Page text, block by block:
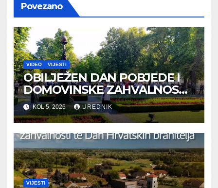
Povezano
VIDEO VIJESTI
OBILJEŽEN DAN POBJEDE I
DOMOVINSKE ZAHVALNOSTI
TE DAN HRVATSKIH
BRANITELJA
KOL 5, 2026 UREDNIK
VIJESTI